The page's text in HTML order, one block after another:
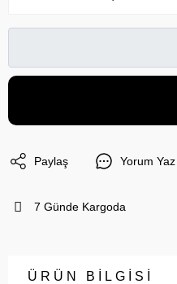
Paylaş Yorum Yaz
7 Günde Kargoda
ÜRÜN BİLGİSİ